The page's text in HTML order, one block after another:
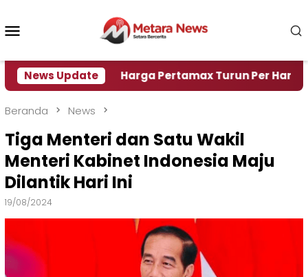
konten
News Update
Air Harga Pertamax Turun Per Hari Ini, Segini
Beranda News
Tiga Menteri dan Satu Wakil
Menteri Kabinet Indonesia Maju
Dilantik Hari Ini
19/08/2024